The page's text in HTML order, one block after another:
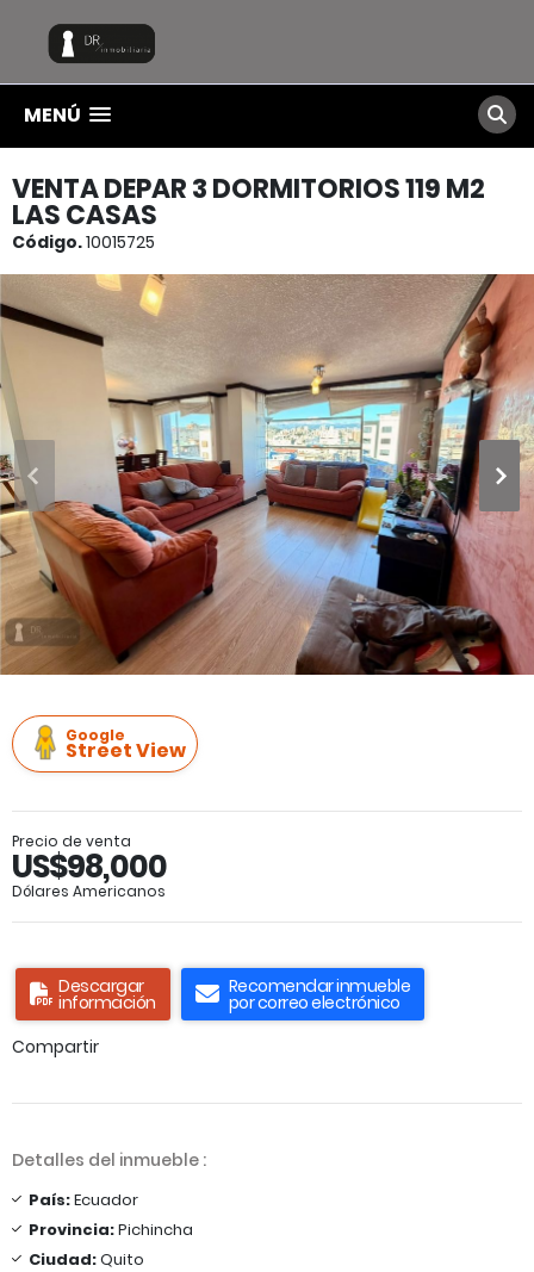
MENÚ
VENTA DEPAR 3 DORMITORIOS 119 M2
LAS CASAS
Código.10015725
Google
Street View
Precio de venta
US$98,000
Dólares Americanos
Descargar
información
Recomendar inmueble
por correo electrónico
Compartir
Detalles del inmueble :
País:Ecuador
Provincia:Pichincha
Ciudad:Quito